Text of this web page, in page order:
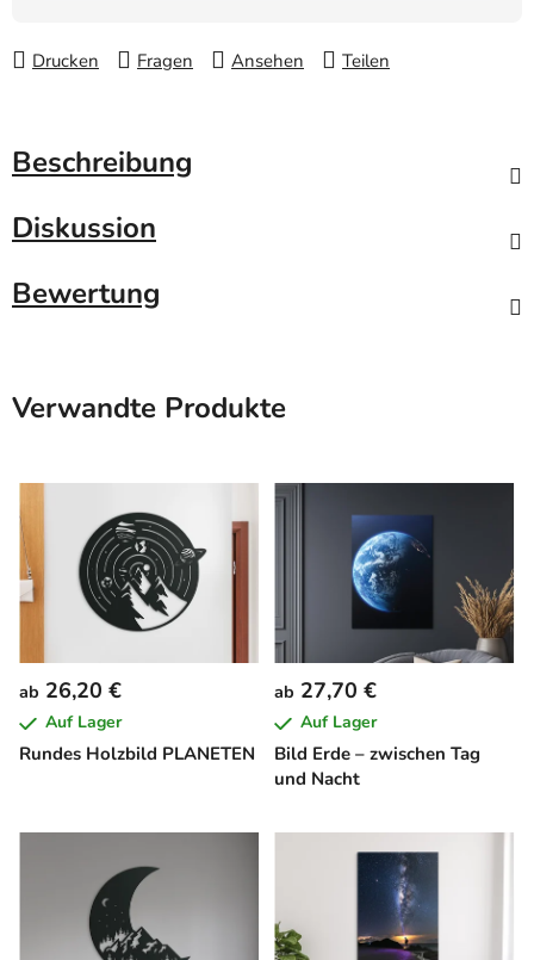
Drucken Fragen Ansehen Teilen
Beschreibung
Diskussion
Bewertung
Verwandte Produkte
Rundes Holzbild PLANETEN
ab 26,20 €
Auf Lager
Bild Erde – zwischen Tag
und Nacht
ab 27,70 €
Auf Lager